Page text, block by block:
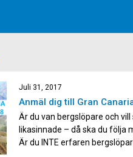
Juli 31, 2017
Anmäl dig till Gran
Är du van bergslöpare och
likasinnade – då ska du följa
Är du INTE erfaren